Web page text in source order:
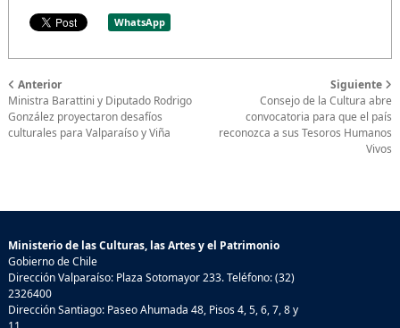
WhatsApp
Anterior
Ministra Barattini y Diputado Rodrigo
González proyectaron desafíos
culturales para Valparaíso y Viña
Siguiente
Consejo de la Cultura abre
convocatoria para que el país
reconozca a sus Tesoros Humanos
Vivos
Ministerio de las Culturas, las Artes y el Patrimonio
Gobierno de Chile
Dirección Valparaíso: Plaza Sotomayor 233. Teléfono: (32)
2326400
Dirección Santiago: Paseo Ahumada 48, Pisos 4, 5, 6, 7, 8 y